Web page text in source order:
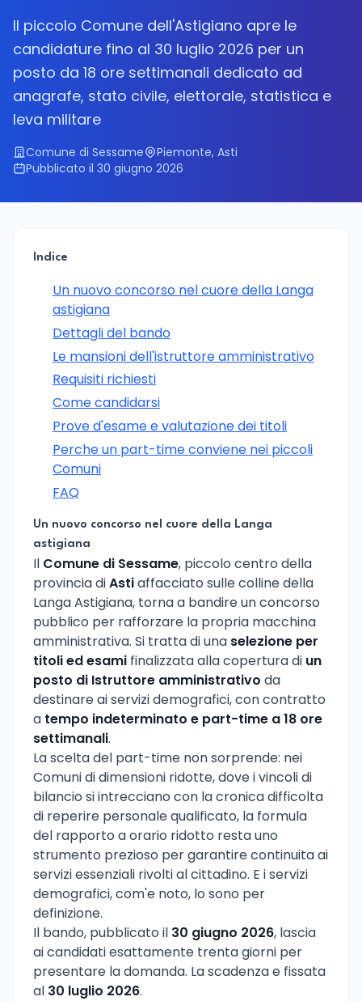
Il piccolo Comune dell'Astigiano apre le
candidature fino al 30 luglio 2026 per un
posto da 18 ore settimanali dedicato ad
anagrafe, stato civile, elettorale, statistica e
leva militare
Comune di Sessame
Piemonte, Asti
Pubblicato il 30 giugno 2026
Indice
Un nuovo concorso nel cuore della Langa
astigiana
Dettagli del bando
Le mansioni dell'istruttore amministrativo
Requisiti richiesti
Come candidarsi
Prove d'esame e valutazione dei titoli
Perche un part-time conviene nei piccoli
Comuni
FAQ
Un nuovo concorso nel cuore della Langa
astigiana
Il Comune di Sessame, piccolo centro della
provincia diAstiaffacciato sulle colline della
Langa Astigiana, torna a bandire un concorso
pubblico per rafforzare la propria macchina
amministrativa. Si tratta di una selezione per
titoli ed esami finalizzata alla copertura di un
posto di Istruttore amministrativo da
destinare ai servizi demografici, con contratto
a tempo indeterminato e part-time a 18 ore
settimanali.
La scelta del part-time non sorprende: nei
Comuni di dimensioni ridotte, dove i vincoli di
bilancio si intrecciano con la cronica difficolta
di reperire personale qualificato, la formula
del rapporto a orario ridotto resta uno
strumento prezioso per garantire continuita ai
servizi essenziali rivolti al cittadino. E i servizi
demografici, com'e noto, lo sono per
definizione.
Il bando, pubblicato il 30 giugno 2026, lascia
ai candidati esattamente trenta giorni per
presentare la domanda. La scadenza e fissata
al 30 luglio 2026.